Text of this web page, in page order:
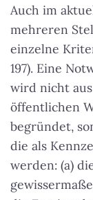
Auch im
mehreren
einzelne
197). Eine
wird nicht
öffentlichen
begründet,
die als
werden: (a)